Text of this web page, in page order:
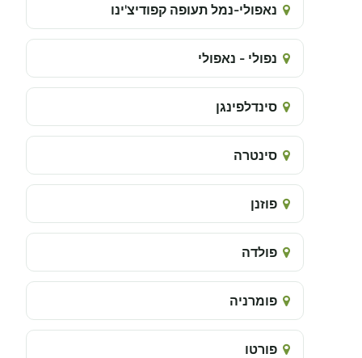
נאפולי-נמל תעופה קפודיצ'ינו
נפולי - נאפולי
סינדלפינגן
סינטרה
פוזנן
פולדה
פומרניה
פורטו